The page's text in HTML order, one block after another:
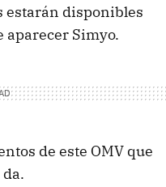
estarán disponibles
aparecer Simyo.
de este OMV que